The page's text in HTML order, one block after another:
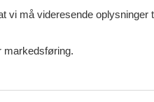
vi må videresende oplysninger